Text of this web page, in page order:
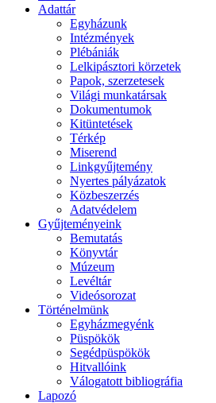
Adattár
Egyházunk
Intézmények
Plébániák
Lelkipásztori körzetek
Papok, szerzetesek
Világi munkatársak
Dokumentumok
Kitüntetések
Térkép
Miserend
Linkgyűjtemény
Nyertes pályázatok
Közbeszerzés
Adatvédelem
Gyűjteményeink
Bemutatás
Könyvtár
Múzeum
Levéltár
Videósorozat
Történelmünk
Egyházmegyénk
Püspökök
Segédpüspökök
Hitvallóink
Válogatott bibliográfia
Lapozó